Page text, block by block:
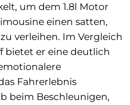
um dem 1.8l Motor
einen satten,
verleihen. Im Vergleich
bietet er eine deutlich
Fahrerlebnis
beim Beschleunigen,